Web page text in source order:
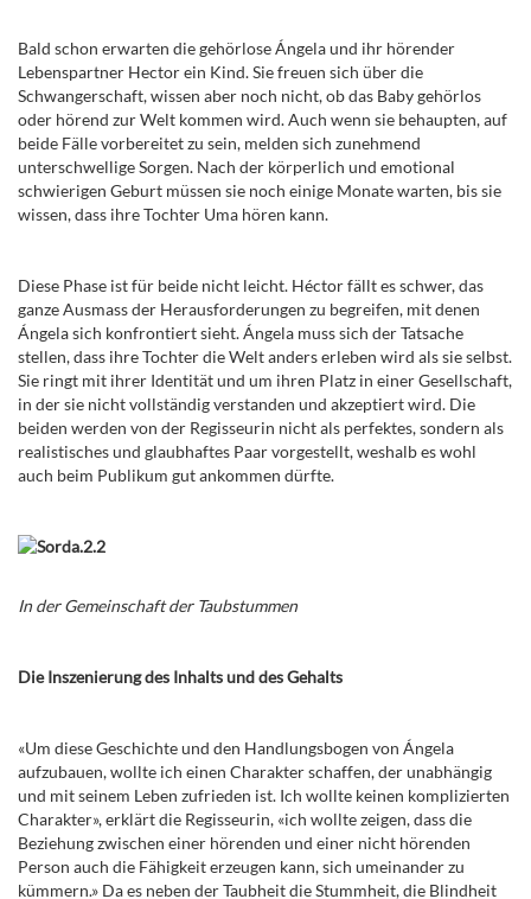
Bald schon erwarten die gehörlose Ángela und ihr hörender
Lebenspartner Hector ein Kind. Sie freuen sich über die
Schwangerschaft, wissen aber noch nicht, ob das Baby gehörlos
oder hörend zur Welt kommen wird. Auch wenn sie behaupten, auf
beide Fälle vorbereitet zu sein, melden sich zunehmend
unterschwellige Sorgen. Nach der körperlich und emotional
schwierigen Geburt müssen sie noch einige Monate warten, bis sie
wissen, dass ihre Tochter Uma hören kann.
Diese Phase ist für beide nicht leicht. Héctor fällt es schwer, das
ganze Ausmass der Herausforderungen zu begreifen, mit denen
Ángela sich konfrontiert sieht. Ángela muss sich der Tatsache
stellen, dass ihre Tochter die Welt anders erleben wird als sie selbst.
Sie ringt mit ihrer Identität und um ihren Platz in einer Gesellschaft,
in der sie nicht vollständig verstanden und akzeptiert wird. Die
beiden werden von der Regisseurin nicht als perfektes, sondern als
realistisches und glaubhaftes Paar vorgestellt, weshalb es wohl
auch beim Publikum gut ankommen dürfte.
In der Gemeinschaft der Taubstummen
Die Inszenierung des Inhalts und des Gehalts
«Um diese Geschichte und den Handlungsbogen von Ángela
aufzubauen, wollte ich einen Charakter schaffen, der unabhängig
und mit seinem Leben zufrieden ist. Ich wollte keinen komplizierten
Charakter», erklärt die Regisseurin, «ich wollte zeigen, dass die
Beziehung zwischen einer hörenden und einer nicht hörenden
Person auch die Fähigkeit erzeugen kann, sich umeinander zu
kümmern.» Da es neben der Taubheit die Stummheit, die Blindheit